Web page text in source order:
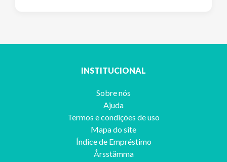
INSTITUCIONAL
Sobre nós
Ajuda
Termos e condições de uso
Mapa do site
Índice de Empréstimo
Årsstämma